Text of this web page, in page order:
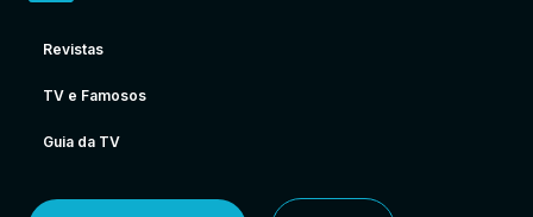
Revistas
TV e Famosos
Guia da TV